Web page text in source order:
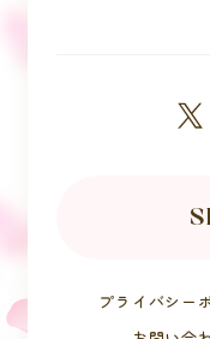
プライバシー